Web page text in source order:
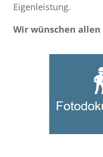
Eigenleistung.
Wir wünschen allen